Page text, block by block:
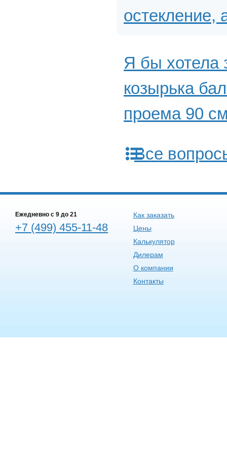
остекление,
Я бы хотела
козырька
проема 90
Все
Ежедневно c 9 до 21
+7 (499) 455-11-48
Как заказать
Цены
Калькулятор
Дилерам
О компании
Контакты